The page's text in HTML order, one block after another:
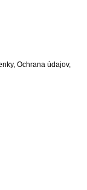
, Ochrana údajov,